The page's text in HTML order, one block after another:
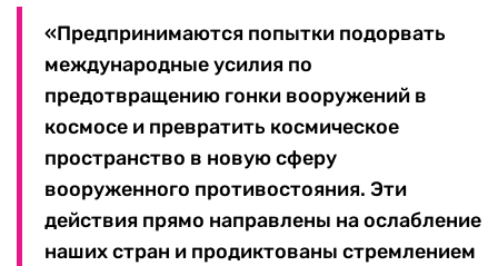
«Предпринимаются попытки подорвать
международные усилия по
предотвращению гонки вооружений в
космосе и превратить космическое
пространство в новую сферу
вооруженного противостояния. Эти
действия прямо направлены на ослабление
наших стран и продиктованы стремлением